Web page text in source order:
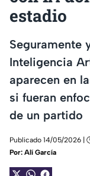
estadio
Seguramente
Inteligencia
aparecen en
si fueran
de un partido
Publicado 14/05/2026 |
Por: Alí García